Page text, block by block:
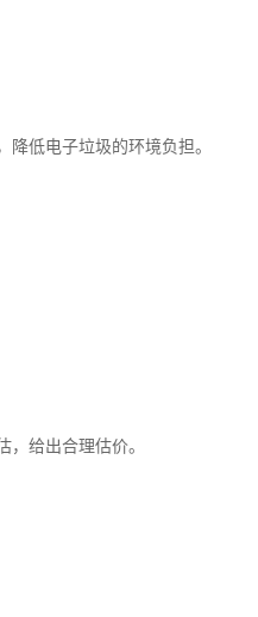
低电子垃圾的环境负担。
给出合理估价。